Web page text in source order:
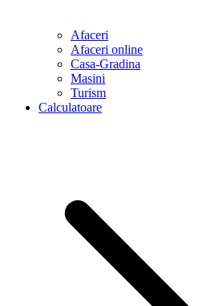
Afaceri
Afaceri online
Casa-Gradina
Masini
Turism
Calculatoare